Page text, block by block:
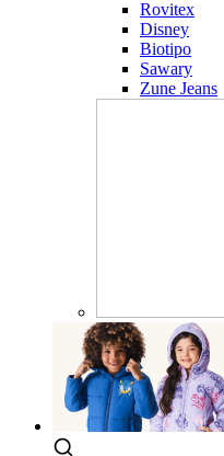
Rovitex
Disney
Biotipo
Sawary
Zune Jeans